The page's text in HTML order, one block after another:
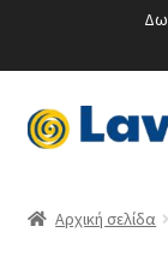
Απευθείας
μετάβαση
πλοήγηση
Μετάβαση
σε
Αρχική σελίδα